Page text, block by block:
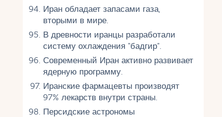
Иран обладает запасами газа,
вторыми в мире.
В древности иранцы разработали
систему охлаждения "бадгир".
Современный Иран активно развивает
ядерную программу.
Иранские фармацевты производят
97% лекарств внутри страны.
Персидские астрономы